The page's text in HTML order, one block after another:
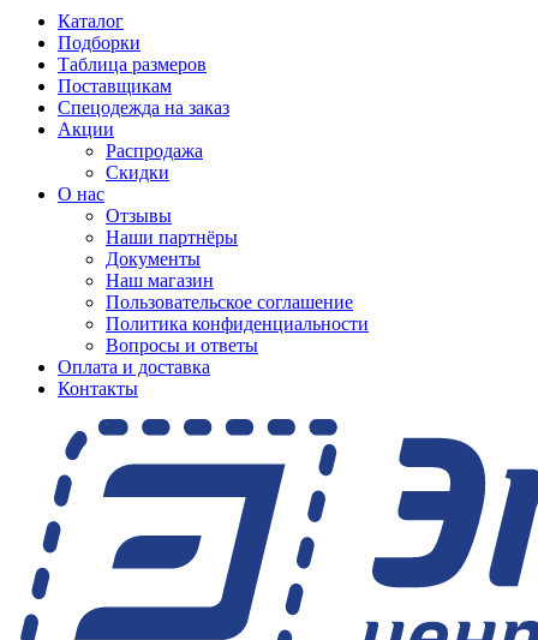
Каталог
Подборки
Таблица размеров
Поставщикам
Спецодежда на заказ
Акции
Распродажа
Скидки
О нас
Отзывы
Наши партнёры
Документы
Наш магазин
Пользовательское соглашение
Политика конфиденциальности
Вопросы и ответы
Оплата и доставка
Контакты